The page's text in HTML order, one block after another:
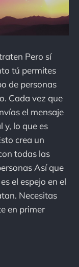
Pero sí
tú permites
de personas
Cada vez que
el mensaje
y, lo que es
crea un
todas las
Así que
el espejo en el
Necesitas
en primer